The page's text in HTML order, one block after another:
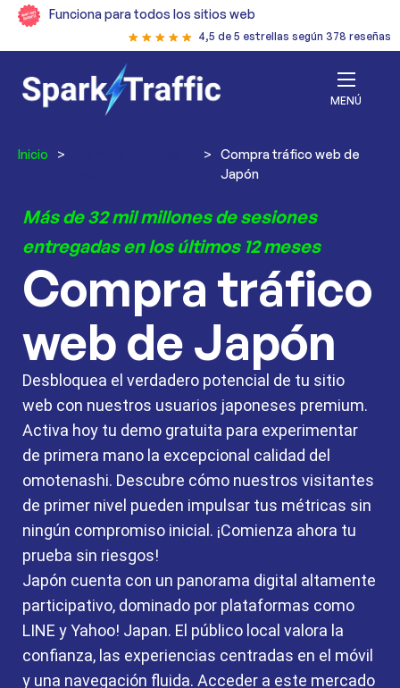
Funciona para todos los sitios web
4,5 de 5 estrellas según 378 reseñas
MENÚ
Inicio > >
Compra tráfico web de
Japón
Más de 32 mil millones de sesiones
entregadas en los últimos 12 meses
Compra tráfico
web de Japón
Desbloquea el verdadero potencial de tu sitio
web con nuestros usuarios japoneses premium.
Activa hoy tu demo gratuita para experimentar
de primera mano la excepcional calidad del
omotenashi. Descubre cómo nuestros visitantes
de primer nivel pueden impulsar tus métricas sin
ningún compromiso inicial. ¡Comienza ahora tu
prueba sin riesgos!
Japón cuenta con un panorama digital altamente
participativo, dominado por plataformas como
LINE y Yahoo! Japan. El público local valora la
confianza, las experiencias centradas en el móvil
y una navegación fluida. Acceder a este mercado